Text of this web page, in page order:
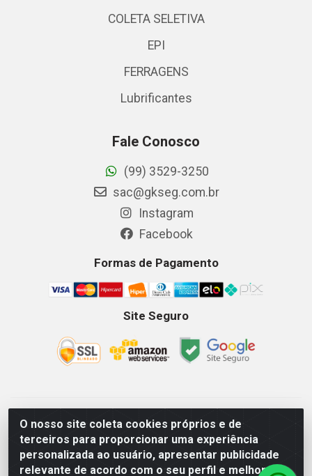
O nosso site coleta cookies próprios e de
terceiros para proporcionar uma experiência
personalizada ao usuário, apresentar publicidade
relevante de acordo com o seu perfil e melhorar a
COLETA SELETIVA
EPI
FERRAGENS
Lubrificantes
Fale Conosco
(99) 3529-3250
sac@gkseg.com.br
Instagram
Facebook
Formas de Pagamento
Site Seguro
GKSEG EPI Maquinas e Equipamentos LTDA - Av. Getulio
Vargas, 2066 Centro, Imperatriz/MA - CEP 65.903-280 - CNPJ
11.191.946/0001-07 - Horários: Segunda-Sexta 08as18hs,
Sábados 08as12hs